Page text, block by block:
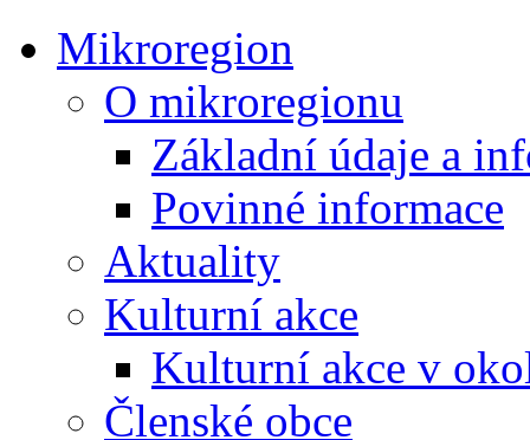
Mikroregion
O mikroregionu
Základní údaje a
Povinné informace
Aktuality
Kulturní akce
Kulturní akce v
Členské obce